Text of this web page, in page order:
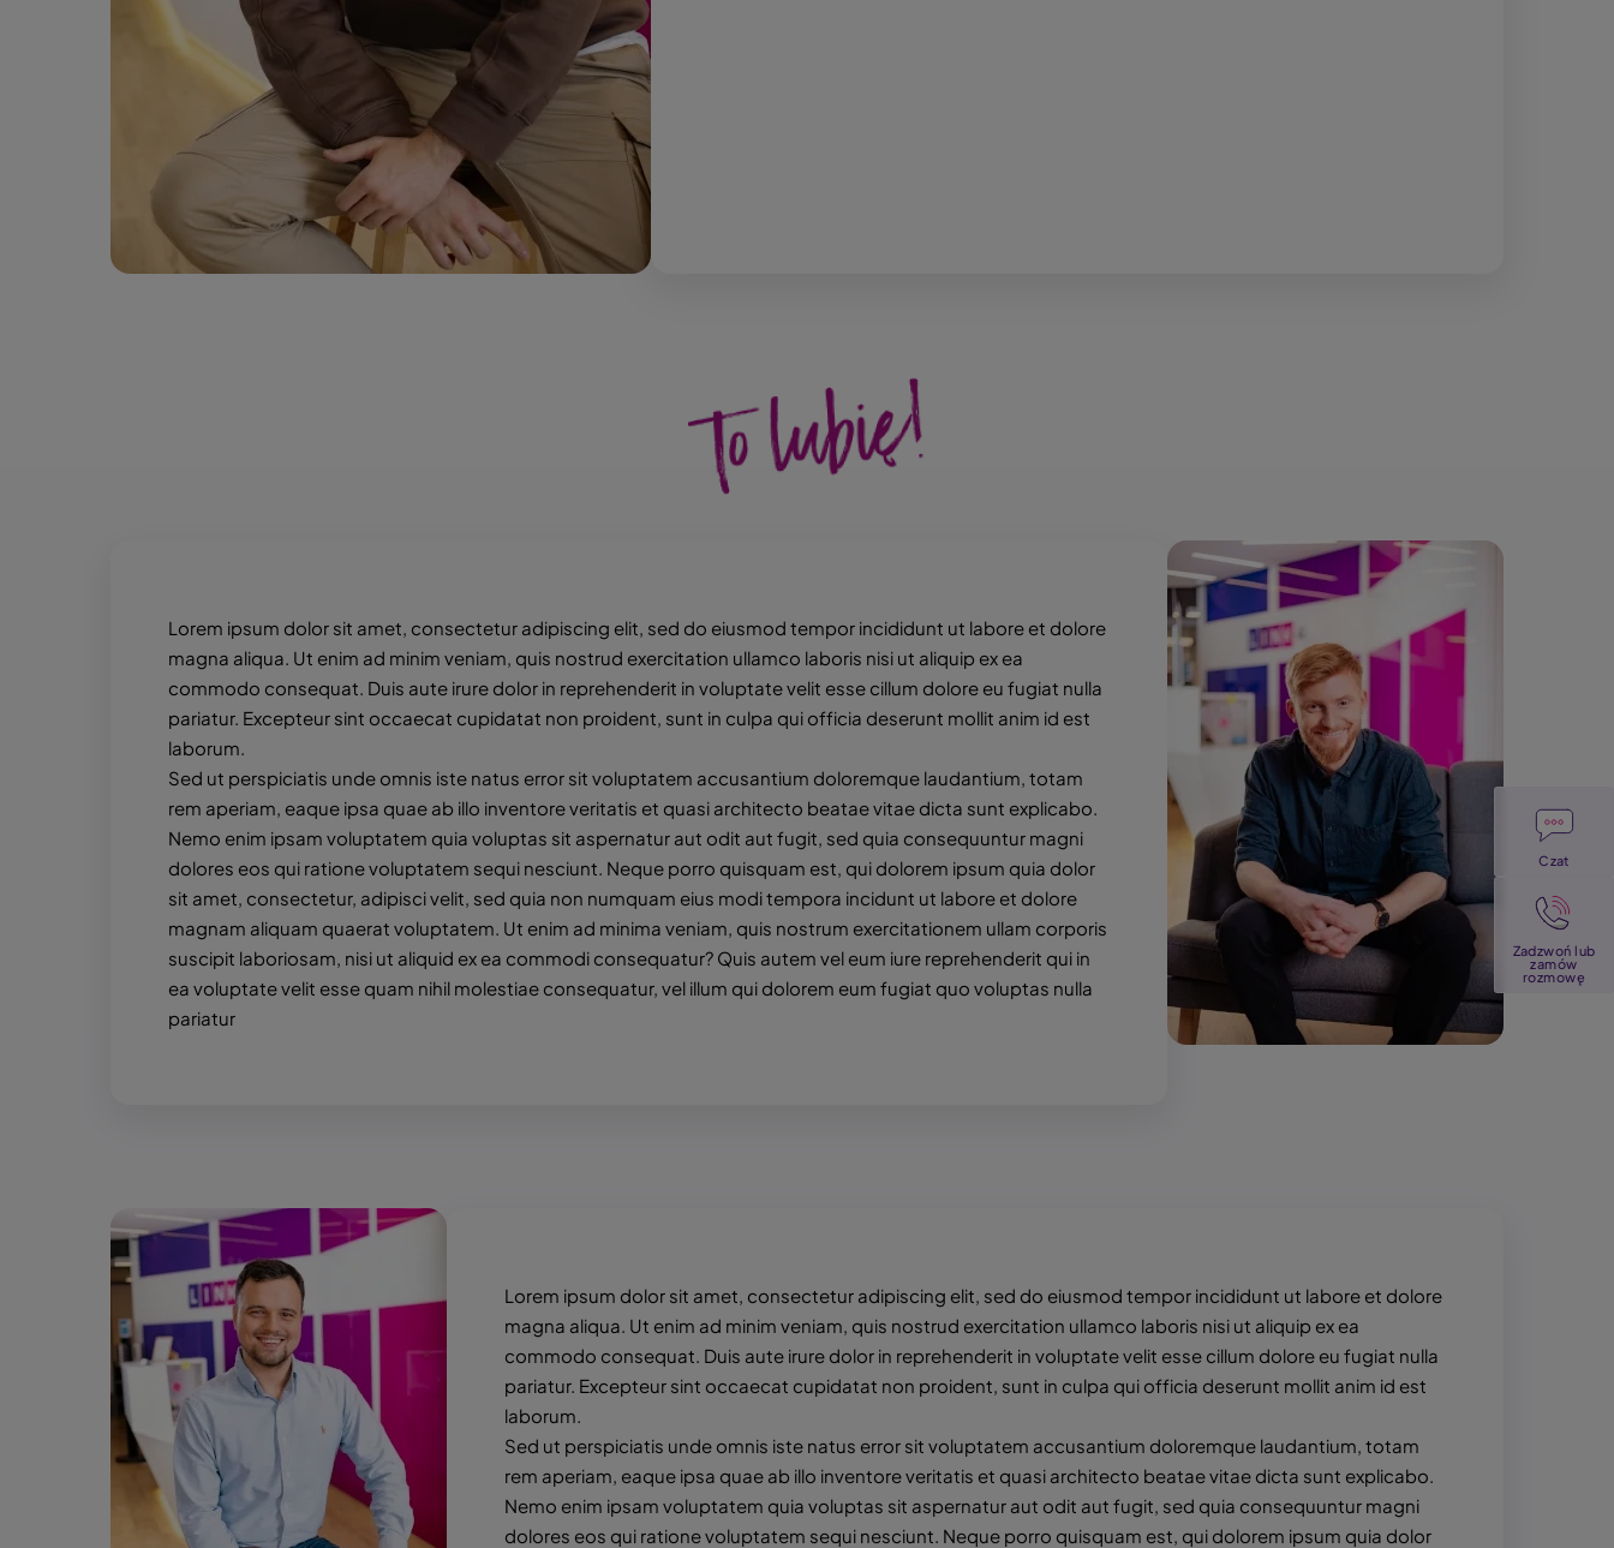
Lorem ipsum dolor sit amet, consectetur adipiscing elit, sed do eiusmod tempor incididunt ut labore et dolore
magna aliqua. Ut enim ad minim veniam, quis nostrud exercitation ullamco laboris nisi ut aliquip ex ea
commodo consequat. Duis aute irure dolor in reprehenderit in voluptate velit esse cillum dolore eu fugiat nulla
pariatur. Excepteur sint occaecat cupidatat non proident, sunt in culpa qui officia deserunt mollit anim id est
laborum.
Sed ut perspiciatis unde omnis iste natus error sit voluptatem accusantium doloremque laudantium, totam
rem aperiam, eaque ipsa quae ab illo inventore veritatis et quasi architecto beatae vitae dicta sunt explicabo.
Nemo enim ipsam voluptatem quia voluptas sit aspernatur aut odit aut fugit, sed quia consequuntur magni
dolores eos qui ratione voluptatem sequi nesciunt. Neque porro quisquam est, qui dolorem ipsum quia dolor
sit amet, consectetur, adipisci velit, sed quia non numquam eius modi tempora incidunt ut labore et dolore
magnam aliquam quaerat voluptatem. Ut enim ad minima veniam, quis nostrum exercitationem ullam corporis
suscipit laboriosam, nisi ut aliquid ex ea commodi consequatur? Quis autem vel eum iure reprehenderit qui in
ea voluptate velit esse quam nihil molestiae consequatur, vel illum qui dolorem eum fugiat quo voluptas nulla
pariatur
Obraz
Lorem ipsum dolor sit amet, consectetur adipiscing elit, sed do eiusmod tempor incididunt ut labore et dolore
magna aliqua. Ut enim ad minim veniam, quis nostrud exercitation ullamco laboris nisi ut aliquip ex ea
commodo consequat. Duis aute irure dolor in reprehenderit in voluptate velit esse cillum dolore eu fugiat nulla
pariatur. Excepteur sint occaecat cupidatat non proident, sunt in culpa qui officia deserunt mollit anim id est
laborum.
Sed ut perspiciatis unde omnis iste natus error sit voluptatem accusantium doloremque laudantium, totam
rem aperiam, eaque ipsa quae ab illo inventore veritatis et quasi architecto beatae vitae dicta sunt explicabo.
Nemo enim ipsam voluptatem quia voluptas sit aspernatur aut odit aut fugit, sed quia consequuntur magni
dolores eos qui ratione voluptatem sequi nesciunt. Neque porro quisquam est, qui dolorem ipsum quia dolor
Obraz
Czat
Zadzwoń lub
zamów
rozmowę